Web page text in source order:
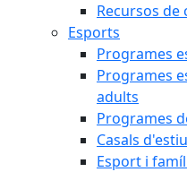
Recursos de
Esports
Programes
Programes
adults
Programes
Casals
Esport i